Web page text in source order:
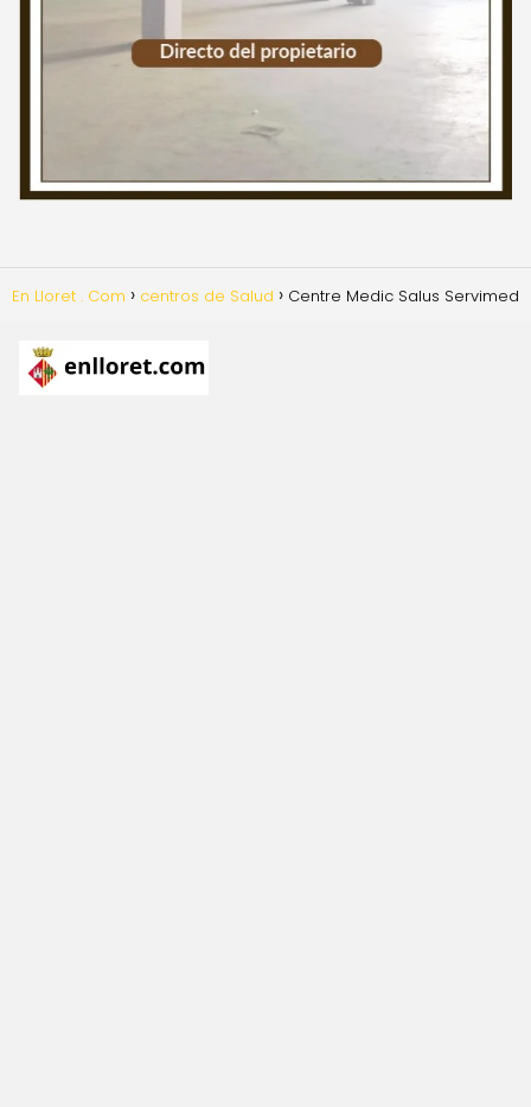
En Lloret . Com centros de Salud Centre Medic Salus Servimed